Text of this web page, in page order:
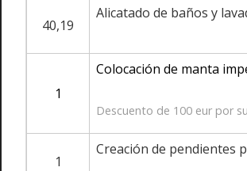
40,19
Alicatado de baños y
1
Colocación de manta
Descuento de 100 eur por
1
Creación de pendientes